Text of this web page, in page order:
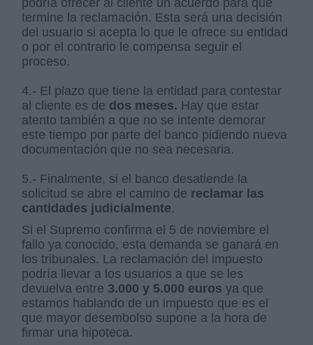
podría ofrecer al cliente un acuerdo para que
termine la reclamación. Esta será una decisión
del usuario si acepta lo que le ofrece su entidad
o por el contrario le compensa seguir el
proceso.
4.- El plazo que tiene la entidad para contestar
al cliente es de dos meses. Hay que estar
atento también a que no se intente demorar
este tiempo por parte del banco pidiendo nueva
documentación que no sea necesaria.
5.- Finalmente, si el banco desatiende la
solicitud se abre el camino de reclamar las
cantidades judicialmente.
Si el Supremo confirma el 5 de noviembre el
fallo ya conocido, esta demanda se ganará en
los tribunales. La reclamación del impuesto
podría llevar a los usuarios a que se les
devuelva entre 3.000 y 5.000 euros ya que
estamos hablando de un impuesto que es el
que mayor desembolso supone a la hora de
firmar una hipoteca.